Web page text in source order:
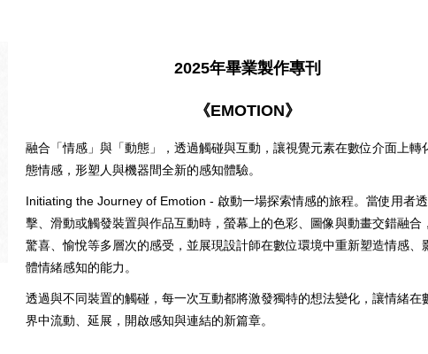
2025年畢業製作專刊
《EMOTION》
融合「情感」與「動態」，透過觸碰與互動，讓視覺元素在數位介面上轉
態情感，形塑人與機器間全新的感知體驗。
Initiating the Journey of Emotion - 啟動一場探索情感的旅程。當使用者
擊、滑動或觸發裝置與作品互動時，螢幕上的色彩、圖像與動畫交錯融合
驚喜、愉悅等多層次的感受，並展現設計師在數位環境中重新塑造情感、
體情緒感知的能力。
透過與不同裝置的觸碰，每一次互動都將激發獨特的想法變化，讓情緒在
界中流動、延展，開啟感知與連結的新篇章。